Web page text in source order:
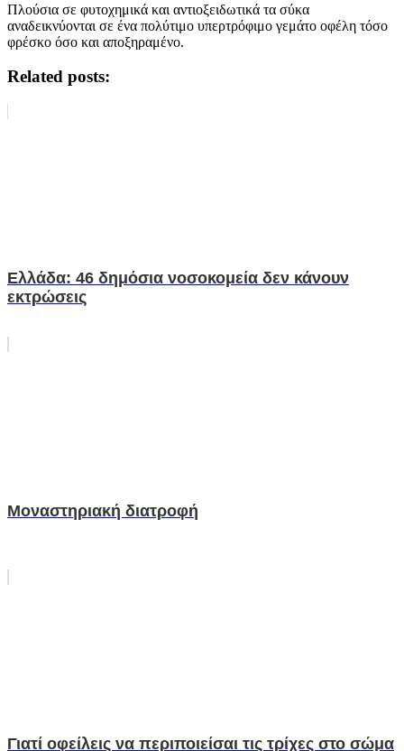
Πλούσια σε φυτοχημικά και αντιοξειδωτικά τα σύκα
αναδεικνύονται σε ένα πολύτιμο υπερτρόφιμο γεμάτο οφέλη τόσο
φρέσκο όσο και αποξηραμένο.
Related posts:
Ελλάδα: 46 δημόσια νοσοκομεία δεν κάνουν
εκτρώσεις
Μοναστηριακή διατροφή
Γιατί οφείλεις να περιποιείσαι τις τρίχες στο σώμα